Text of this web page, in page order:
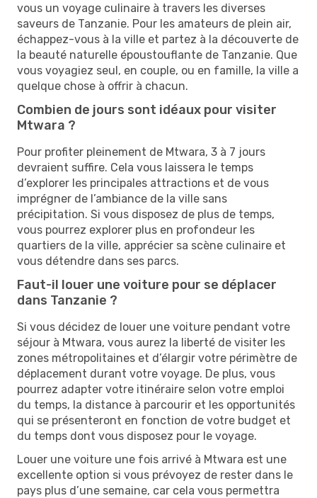
vous un voyage culinaire à travers les diverses
saveurs de Tanzanie. Pour les amateurs de plein air,
échappez-vous à la ville et partez à la découverte de
la beauté naturelle époustouflante de Tanzanie. Que
vous voyagiez seul, en couple, ou en famille, la ville a
quelque chose à offrir à chacun.
Combien de jours sont idéaux pour visiter
Mtwara ?
Pour profiter pleinement de Mtwara, 3 à 7 jours
devraient suffire. Cela vous laissera le temps
d’explorer les principales attractions et de vous
imprégner de l’ambiance de la ville sans
précipitation. Si vous disposez de plus de temps,
vous pourrez explorer plus en profondeur les
quartiers de la ville, apprécier sa scène culinaire et
vous détendre dans ses parcs.
Faut-il louer une voiture pour se déplacer
dans Tanzanie ?
Si vous décidez de louer une voiture pendant votre
séjour à Mtwara, vous aurez la liberté de visiter les
zones métropolitaines et d’élargir votre périmètre de
déplacement durant votre voyage. De plus, vous
pourrez adapter votre itinéraire selon votre emploi
du temps, la distance à parcourir et les opportunités
qui se présenteront en fonction de votre budget et
du temps dont vous disposez pour le voyage.
Louer une voiture une fois arrivé à Mtwara est une
excellente option si vous prévoyez de rester dans le
pays plus d’une semaine, car cela vous permettra